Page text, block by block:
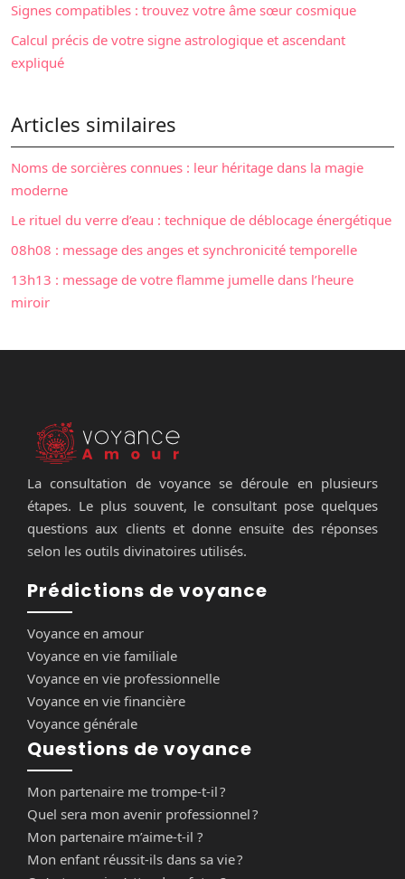
Signes compatibles : trouvez votre âme sœur cosmique
Calcul précis de votre signe astrologique et ascendant
expliqué
Articles similaires
Noms de sorcières connues : leur héritage dans la magie
moderne
Le rituel du verre d’eau : technique de déblocage énergétique
08h08 : message des anges et synchronicité temporelle
13h13 : message de votre flamme jumelle dans l’heure
miroir
La consultation de voyance se déroule en plusieurs
étapes. Le plus souvent, le consultant pose quelques
questions aux clients et donne ensuite des réponses
selon les outils divinatoires utilisés.
Prédictions de voyance
Voyance en amour
Voyance en vie familiale
Voyance en vie professionnelle
Voyance en vie financière
Voyance générale
Questions de voyance
Mon partenaire me trompe-t-il ?
Quel sera mon avenir professionnel ?
Mon partenaire m’aime-t-il ?
Mon enfant réussit-ils dans sa vie ?